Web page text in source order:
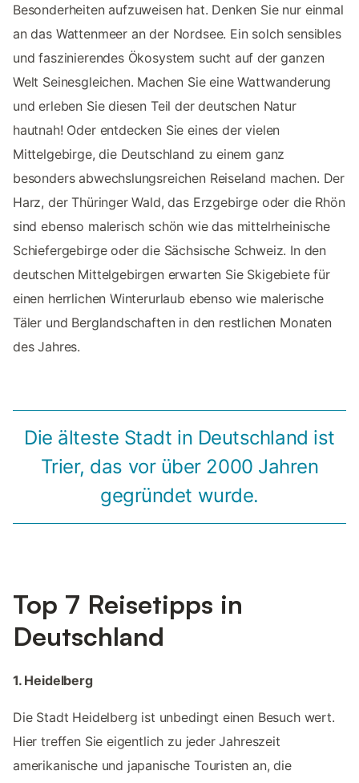
Besonderheiten aufzuweisen hat. Denken Sie nur einmal
an das Wattenmeer an der Nordsee. Ein solch sensibles
und faszinierendes Ökosystem sucht auf der ganzen
Welt Seinesgleichen. Machen Sie eine Wattwanderung
und erleben Sie diesen Teil der deutschen Natur
hautnah! Oder entdecken Sie eines der vielen
Mittelgebirge, die Deutschland zu einem ganz
besonders abwechslungsreichen Reiseland machen. Der
Harz, der Thüringer Wald, das Erzgebirge oder die Rhön
sind ebenso malerisch schön wie das mittelrheinische
Schiefergebirge oder die Sächsische Schweiz. In den
deutschen Mittelgebirgen erwarten Sie Skigebiete für
einen herrlichen Winterurlaub ebenso wie malerische
Täler und Berglandschaften in den restlichen Monaten
des Jahres.
Die älteste Stadt in Deutschland ist
Trier, das vor über 2000 Jahren
gegründet wurde.
Top 7 Reisetipps in
Deutschland
1. Heidelberg
Die Stadt Heidelberg ist unbedingt einen Besuch wert.
Hier treffen Sie eigentlich zu jeder Jahreszeit
amerikanische und japanische Touristen an, die